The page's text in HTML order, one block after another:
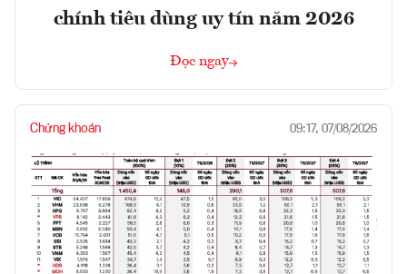
chính tiêu dùng uy tín năm 2026
Đọc ngay
Chứng khoán 09:17, 07/08/2026